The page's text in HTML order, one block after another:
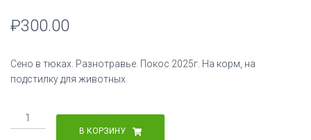
₽300.00
Сено в тюках. Разнотравье. Покос 2025г. На корм, на
подстилку для животных.
Количество
товара
В КОРЗИНУ